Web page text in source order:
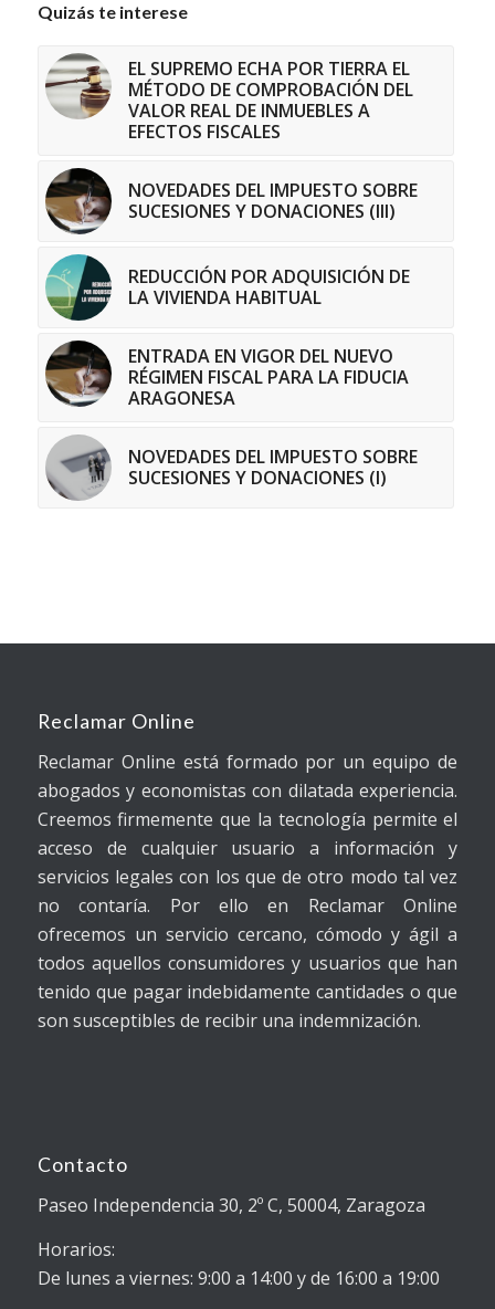
Quizás te interese
EL SUPREMO ECHA POR TIERRA EL
MÉTODO DE COMPROBACIÓN DEL
VALOR REAL DE INMUEBLES A
EFECTOS FISCALES
NOVEDADES DEL IMPUESTO SOBRE
SUCESIONES Y DONACIONES (III)
REDUCCIÓN POR ADQUISICIÓN DE
LA VIVIENDA HABITUAL
ENTRADA EN VIGOR DEL NUEVO
RÉGIMEN FISCAL PARA LA FIDUCIA
ARAGONESA
NOVEDADES DEL IMPUESTO SOBRE
SUCESIONES Y DONACIONES (I)
Reclamar Online
Reclamar Online está formado por un equipo de
abogados y economistas con dilatada experiencia.
Creemos firmemente que la tecnología permite el
acceso de cualquier usuario a información y
servicios legales con los que de otro modo tal vez
no contaría. Por ello en Reclamar Online
ofrecemos un servicio cercano, cómodo y ágil a
todos aquellos consumidores y usuarios que han
tenido que pagar indebidamente cantidades o que
son susceptibles de recibir una indemnización.
Contacto
Paseo Independencia 30, 2º C, 50004, Zaragoza
Horarios:
De lunes a viernes: 9:00 a 14:00 y de 16:00 a 19:00